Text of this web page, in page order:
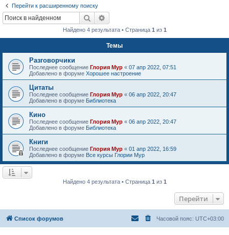
Перейти к расширенному поиску
Поиск
Найдено 4 результата • Страница 1 из 1
Темы
Разговорчики
Последнее сообщение Глория Мур « 07 апр 2022, 07:51
Добавлено в форуме Хорошее настроение
Цитаты
Последнее сообщение Глория Мур « 06 апр 2022, 20:47
Добавлено в форуме Библиотека
Кино
Последнее сообщение Глория Мур « 06 апр 2022, 20:47
Добавлено в форуме Библиотека
Книги
Последнее сообщение Глория Мур « 01 апр 2022, 16:59
Добавлено в форуме Все курсы Глории Мур
Найдено 4 результата • Страница 1 из 1
Перейти
Список форумов Часовой пояс: UTC+03:00